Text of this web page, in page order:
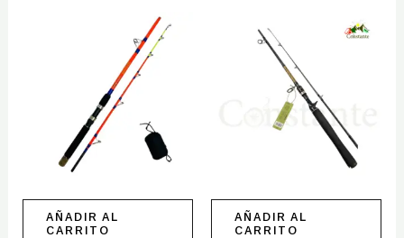
AÑADIR AL
CARRITO
AÑADIR AL
CARRITO